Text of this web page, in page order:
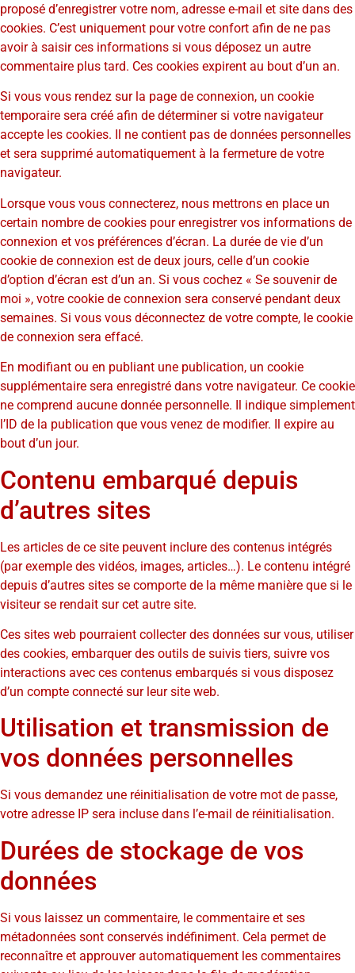
proposé d’enregistrer votre nom, adresse e-mail et site dans des
cookies. C’est uniquement pour votre confort afin de ne pas
avoir à saisir ces informations si vous déposez un autre
commentaire plus tard. Ces cookies expirent au bout d’un an.
Si vous vous rendez sur la page de connexion, un cookie
temporaire sera créé afin de déterminer si votre navigateur
accepte les cookies. Il ne contient pas de données personnelles
et sera supprimé automatiquement à la fermeture de votre
navigateur.
Lorsque vous vous connecterez, nous mettrons en place un
certain nombre de cookies pour enregistrer vos informations de
connexion et vos préférences d’écran. La durée de vie d’un
cookie de connexion est de deux jours, celle d’un cookie
d’option d’écran est d’un an. Si vous cochez « Se souvenir de
moi », votre cookie de connexion sera conservé pendant deux
semaines. Si vous vous déconnectez de votre compte, le cookie
de connexion sera effacé.
En modifiant ou en publiant une publication, un cookie
supplémentaire sera enregistré dans votre navigateur. Ce cookie
ne comprend aucune donnée personnelle. Il indique simplement
l’ID de la publication que vous venez de modifier. Il expire au
bout d’un jour.
Contenu embarqué depuis
d’autres sites
Les articles de ce site peuvent inclure des contenus intégrés
(par exemple des vidéos, images, articles…). Le contenu intégré
depuis d’autres sites se comporte de la même manière que si le
visiteur se rendait sur cet autre site.
Ces sites web pourraient collecter des données sur vous, utiliser
des cookies, embarquer des outils de suivis tiers, suivre vos
interactions avec ces contenus embarqués si vous disposez
d’un compte connecté sur leur site web.
Utilisation et transmission de
vos données personnelles
Si vous demandez une réinitialisation de votre mot de passe,
votre adresse IP sera incluse dans l’e-mail de réinitialisation.
Durées de stockage de vos
données
Si vous laissez un commentaire, le commentaire et ses
métadonnées sont conservés indéfiniment. Cela permet de
reconnaître et approuver automatiquement les commentaires